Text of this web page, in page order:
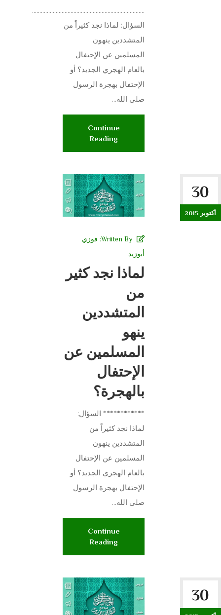
............................................................................
السؤال: لماذا نجد كثيراً من
المتشددين ينهون
المسلمين عن الإحتفال
بالعام الهجري الجديد؟ أو
الإحتفال بهجرة الرسول
صلى الله...
Continue
Reading
30
أكتوبر 2015
Wriiten By: فوزي
أبوزيد
لماذا نجد كثير
من
المتشددين
ينهو
المسلمين عن
الإحتفال
بالهجرة؟
************ السؤال:
لماذا نجد كثيراً من
المتشددين ينهون
المسلمين عن الإحتفال
بالعام الهجري الجديد؟ أو
الإحتفال بهجرة الرسول
صلى الله...
Continue
Reading
30